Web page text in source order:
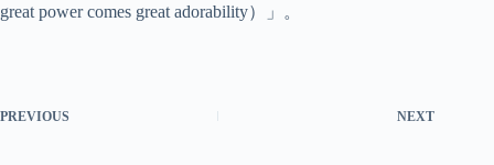
great power comes great adorability）」。
PREVIOUS NEXT